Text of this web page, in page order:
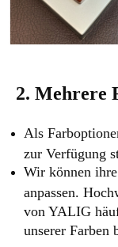
2. Mehrere
Als
zur Verfügung
Wir können
anpassen.
von YALIG
unserer Farben